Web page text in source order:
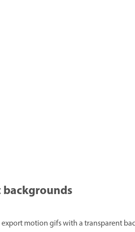
motion gifs with a transparent